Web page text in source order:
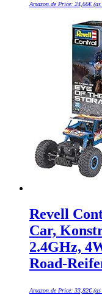
Amazon.de Price: 24,66€(as
Revell
Car,
2.4GHz,
Road-
Amazon.de Price: 33,82€(as